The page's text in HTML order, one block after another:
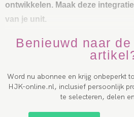
ontwikkelen. Maak deze
van je unit.
Benieuwd naar
Word nu abonnee en krijg onbeperkt
HJK-online.nl, inclusief persoonlijk
te selecteren, delen